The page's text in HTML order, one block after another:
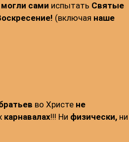
могли сами испытать Святые
(включая наше
во Христе не
карнавалах!!! Ни физически,ни